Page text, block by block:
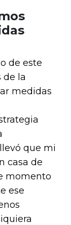
de este
de la
medidas
que mi
casa de
momento
ese